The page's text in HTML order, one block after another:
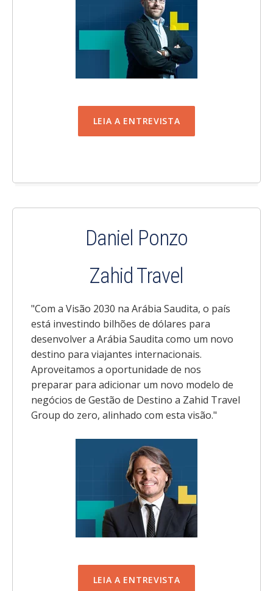
LEIA A ENTREVISTA
Daniel Ponzo
Zahid Travel
"Com a Visão 2030 na Arábia Saudita, o país
está investindo bilhões de dólares para
desenvolver a Arábia Saudita como um novo
destino para viajantes internacionais.
Aproveitamos a oportunidade de nos
preparar para adicionar um novo modelo de
negócios de Gestão de Destino a Zahid Travel
Group do zero, alinhado com esta visão."
LEIA A ENTREVISTA